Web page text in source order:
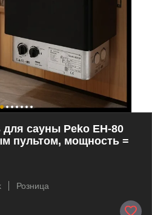
для сауны Peko EH-80
пультом, мощность =
Розница